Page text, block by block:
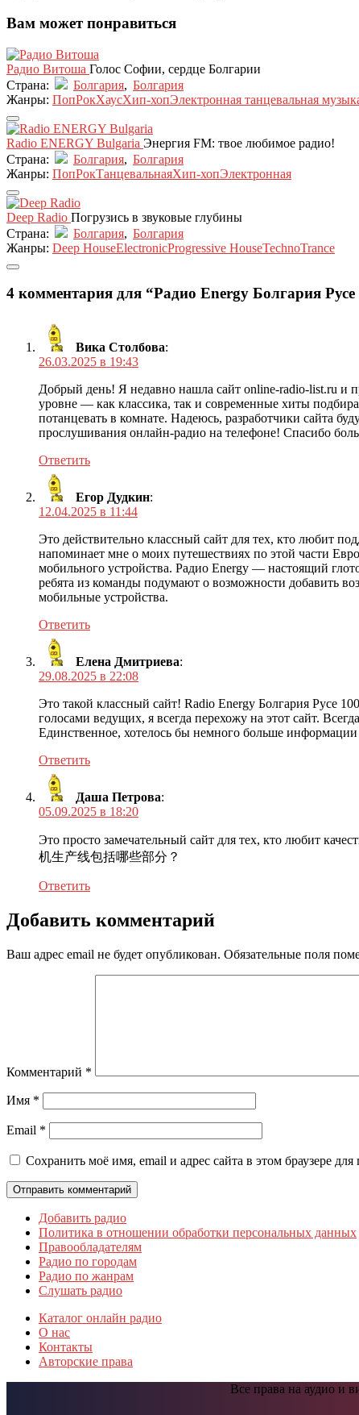
Вам может понравиться
Радио Витоша Голос Софии, сердце Болгарии
Страна:
Болгария, Болгария
Жанры: ПопРокХаусХип-хопЭлектронная танцевальная
Radio ENERGY Bulgaria Энергия FM: твое любимое радио!
Страна:
Болгария, Болгария
Жанры: ПопРокТанцевальнаяХип-хопЭлектронная
Deep Radio Погрузись в звуковые глубины
Страна:
Болгария, Болгария
Жанры: Deep HouseElectronicProgressive HouseTechnoTrance
4 комментария для “Радио Energy Болгария
Вика Столбова:
26.03.2025 в 19:43
Добрый день! Я недавно нашла сайт online-radio-list.ru и
уровне — как классика, так и современные хиты
потанцевать в комнате. Надеюсь, разработчики сайта
прослушивания онлайн-радио на телефоне! Спасибо
Ответить
Егор Дудкин:
12.04.2025 в 11:44
Это действительно классный сайт для тех, кто любит
напоминает мне о моих путешествиях по этой части
мобильного устройства. Радио Energy — настоящий
ребята из команды подумают о возможности добавить
мобильные устройства.
Ответить
Елена Дмитриева:
29.08.2025 в 22:08
Это такой классный сайт! Radio Energy Болгария Русе
голосами ведущих, я всегда перехожу на этот сайт.
Единственное, хотелось бы немного больше
Ответить
Даша Петрова:
05.09.2025 в 18:20
Это просто замечательный сайт для тех, кто любит
机生产线包括哪些部分？
Ответить
Добавить комментарий
Ваш адрес email не будет опубликован. Обязательные поля
Комментарий *
Имя *
Email *
Сохранить моё имя, email и адрес сайта в этом браузере
Добавить радио
Политика в отношении обработки персональных данных
Правообладателям
Радио по городам
Радио по жанрам
Слушать радио
Каталог онлайн радио
О нас
Контакты
Авторские права
Все права на аудио и